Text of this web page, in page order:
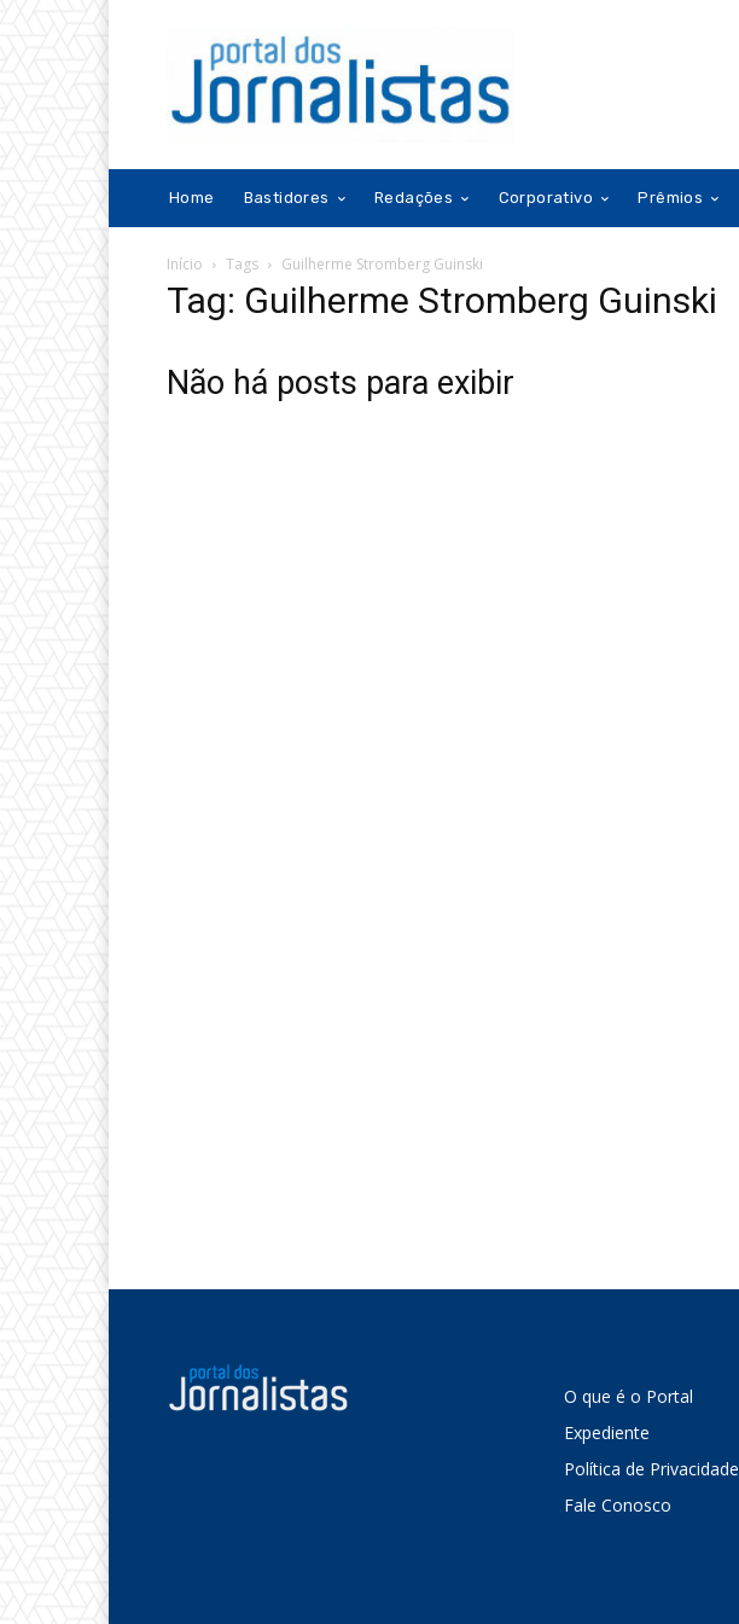
Home Bastidores Redações Corporativo Prêmios
Início Tags Guilherme Stromberg Guinski
Tag: Guilherme Stromberg Guinski
Não há posts para exibir
O que é o Portal
Expediente
Política de Privacidade
Fale Conosco